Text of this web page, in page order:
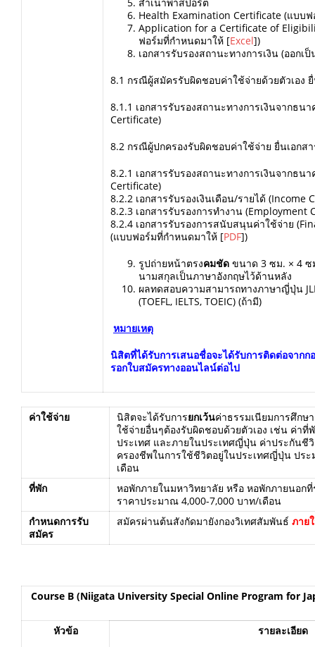
Health Examination Certificate (แบบ
Application for a Certificate of
ฟอร์มที่กำหนดมาให้ [Excel])
เอกสารรับรองสถานะทางการเงิน (ออก
8.1 กรณีผู้สมัครรับผิดชอบค่าใช้จ่ายด้วยตัวเอง
8.1.1 เอกสารรับรองสถานะทางการเงินจากธน
Certificate)
8.2 กรณีผู้ปกครองรับผิดชอบค่าใช้จ่าย ยื่นเอกส
8.2.1 เอกสารรับรองสถานะทางการเงินจากธน
Certificate)
8.2.2 เอกสารรับรองเงินเดือน/รายได้ (Income
8.2.3 เอกสารรับรองการทำงาน (Employment
8.2.4 เอกสารรับรองการสนับสนุนค่าใช้จ่าย
(แบบฟอร์มที่กำหนดมาให้ [PDF])
รูปถ่ายหน้าตรงคมชัด ขนาด 3 ซม. × 4 ซ
นามสกุลเป็นภาษาอังกฤษไว้ด้านหลัง
ผลทดสอบความสามารถทางภาษาญี่ปุ่น
(TOEFL, IELTS, TOEIC) (ถ้ามี)
หมายเหตุ
นิสิตที่ได้รับการเสนอชื่อจะได้รับการติดต่อจากก
รอกใบสมัครทางออนไลน์ต่อไป
ค่าใช้จ่าย นิสิตจะได้รับการยกเว้นค่าธรรมเนียมการศึก
ใช้จ่ายอื่นๆต้องรับผิดชอบด้วยตัวเอง เช่น ค่าที่
ประเทศ และภายในประเทศญี่ปุ่น ค่าประกัน
ครองชีพในการใช้ชีวิตอยู่ในประเทศญี่ปุ่น ประ
เดือน
ที่พัก
หอพักภายในมหาวิทยาลัย หรือ หอพักภายนอก
ราคาประมาณ 4,000-7,000 บาท/เดือน
กำหนดการรับ
สมัคร
สมัครผ่านต้นสังกัดมายังกองวิเทศสัมพันธ์ ภาย
Course B (Niigata University Special Online Program for
หัวข้อ รายละเอียด